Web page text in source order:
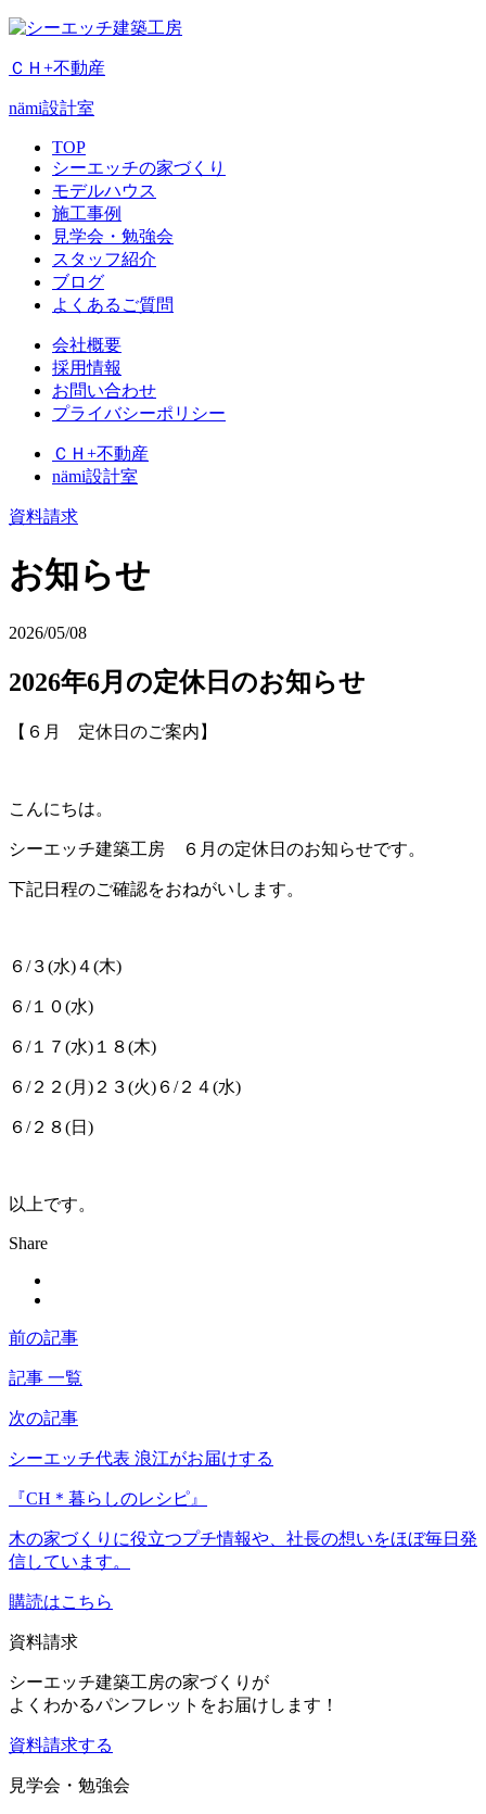
ＣＨ+不動産
nämi設計室
TOP
シーエッチの家づくり
モデルハウス
施工事例
見学会・勉強会
スタッフ紹介
ブログ
よくあるご質問
会社概要
採用情報
お問い合わせ
プライバシーポリシー
ＣＨ+不動産
nämi設計室
資料請求
お知らせ
2026/05/08
2026年6月の定休日のお知らせ
【６月 定休日のご案内】
こんにちは。
シーエッチ建築工房 ６月の定休日のお知らせです。
下記日程のご確認をおねがいします。
６/３(水)４(木)
６/１０(水)
６/１７ (水)１８(木)
６/２２(月)２３(火) ６/２４(水)
６/２８(日)
以上です。
Share
前の記事
記事 一覧
次の記事
シーエッチ代表 浪江がお届けする
『CH＊暮らしのレシピ』
木の家づくりに役立つプチ情報や、社長の想いをほぼ毎日発
信しています。
購読はこちら
資料請求
シーエッチ建築工房の家づくりが
よくわかるパンフレットをお届けします！
資料請求する
見学会・勉強会